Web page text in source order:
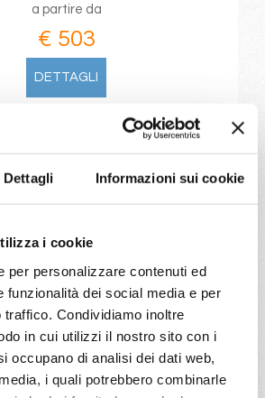
Dettagli Informazioni sui cookie
i cookie
per personalizzare contenuti ed
funzionalità dei social media e per
Condividiamo inoltre
in cui utilizzi il nostro sito con i
occupano di analisi dei dati web,
i quali potrebbero combinarle
a partire da
€ 503
DETTAGLI
8 giorni
Provence(marseilles)
a partire da
€ 503